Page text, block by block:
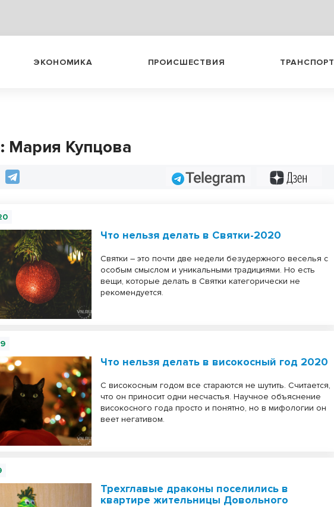
ЭКОНОМИКА ПРОИСШЕСТВИЯ ТРАНСПОРТ
Мария Купцова
Telegram
Что нельзя делать в Святки-2020
Святки – это почти две недели безудержного веселья с
особым смыслом и уникальными традициями. Но есть
вещи, которые делать в Святки категорически не
рекомендуется.
Что нельзя делать в високосный год 2020
С високосным годом все стараются не шутить. Считается,
что он приносит одни несчастья. Научное объяснение
високосного года просто и понятно, но в мифологии он
веет негативом.
Трехглавые драконы поселились в
квартире жительницы Довольного